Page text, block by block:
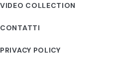
VIDEO COLLECTION
CONTATTI
PRIVACY POLICY